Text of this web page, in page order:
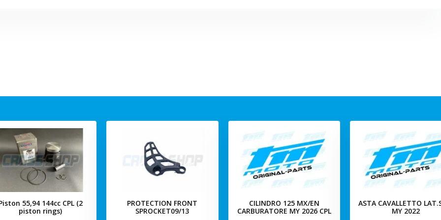
55,94 144cc CPL (2
piston rings)
PROTECTION FRONT
SPROCKET09/13
CILINDRO 125 MX/EN
CARBURATORE MY 2026 CPL
ASTA CAVALLETTO
MY 2022